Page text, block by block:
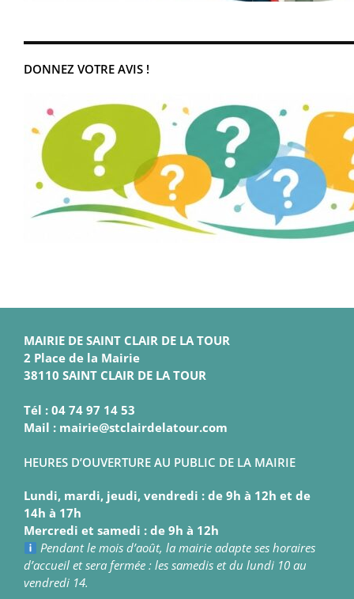
DONNEZ VOTRE AVIS !
MAIRIE DE SAINT CLAIR DE LA TOUR
2 Place de la Mairie
38110 SAINT CLAIR DE LA TOUR
Tél : 04 74 97 14 53
Mail : mairie@stclairdelatour.com
HEURES D’OUVERTURE AU PUBLIC DE LA MAIRIE
Lundi, mardi, jeudi, vendredi : de 9h à 12h et de
14h à 17h
Mercredi et samedi : de 9h à 12h
Pendant le mois d’août, la mairie adapte ses horaires
d’accueil et sera fermée : les samedis et du lundi 10 au
vendredi 14.